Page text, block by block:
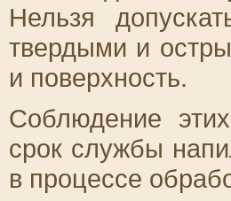
Нельзя
твердыми и
и поверхность.
Соблюдение
срок службы
в процессе